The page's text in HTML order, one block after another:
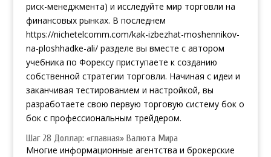
риск-менеджмента) и исследуйте мир торговли на
финансовых рынках. В последнем
https://nichetelcomm.com/kak-izbezhat-moshennikov-
na-ploshhadke-ali/разделе вы вместе с автором
учебника по Форексу приступаете к созданию
собственной стратегии торговли. Начиная с идеи и
заканчивая тестированием и настройкой, вы
разработаете свою первую торговую систему бок о
бок с профессиональным трейдером.
Шаг 28 Доллар: «главная» Валюта Мира
Многие информационные агентства и брокерские